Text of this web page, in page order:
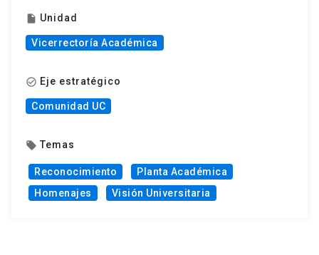
insert_drive_file Unidad
Vicerrectoría Académica
check_circle_outline Eje estratégico
Comunidad UC
local_offer Temas
Reconocimiento
Planta Académica
Homenajes
Visión Universitaria